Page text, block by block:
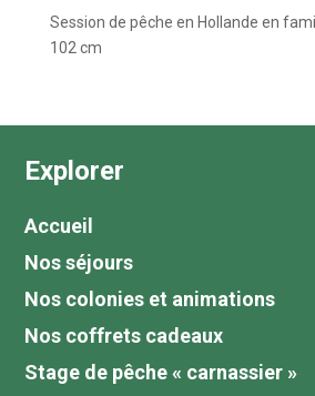
Session de pêche en Hollande en
102 cm
Explorer
Accueil
Nos séjours
Nos colonies et animations
Nos coffrets cadeaux
Stage de pêche « carnassier »